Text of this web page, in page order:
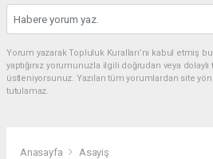
Yorum yazarak Topluluk Kuralları’nı kabul etmiş
yaptığınız yorumunuzla ilgili doğrudan veya
üstleniyorsunuz. Yazılan tüm yorumlardan site
tutulamaz.
Anasayfa Asayiş